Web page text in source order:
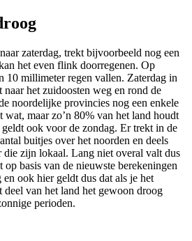
zaterdag, trekt bijvoorbeeld nog een
het even flink doorregenen. Op
10 millimeter regen vallen. Zaterdag in
het zuidoosten weg en rond de
noordelijke provincies nog een enkele
maar zo’n 80% van het land houdt
ook voor de zondag. Er trekt in de
buitjes over het noorden en deels
die zijn lokaal. Lang niet overal valt dus
basis van de nieuwste berekeningen
ook hier geldt dus dat als je het
van het land het gewoon droog
perioden.